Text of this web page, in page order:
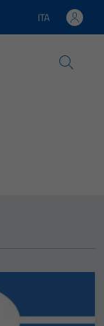
Lingua attiva:
ITA